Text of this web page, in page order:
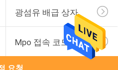
광섬유 배급 상자
Mpo 접속 코드